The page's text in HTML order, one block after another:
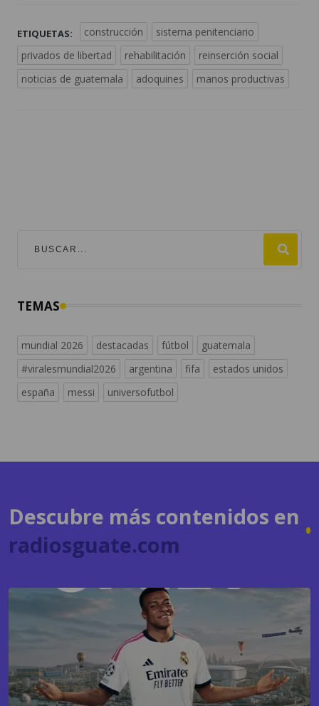
ETIQUETAS: construcción
sistema penitenciario
privados de libertad
rehabilitación
reinserción social
noticias de guatemala
adoquines manos productivas
mundial 2026
españa
messi universofutbol
radiosguate.com